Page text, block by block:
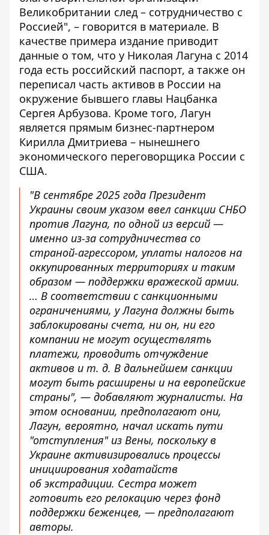
Великобритании след – сотрудничество с
Россией", – говорится в материале. В
качестве примера издание приводит
данные о том, что у Николая Лагуна с 2014
года есть российский паспорт, а также он
переписал часть активов в России на
окружение бывшего главы Нацбанка
Сергея Арбузова. Кроме того, Лагун
является прямым бизнес-партнером
Кирилла Дмитриева – нынешнего
экономического переговорщика России с
США.
"В сентябре 2025 года Президент
Украины своим указом ввел санкции СНБО
против Лагуна, по одной из версий —
именно из-за сотрудничества со
страной-агрессором, уплаты налогов на
оккупированных территориях и таким
образом — поддержки вражеской армии.
… В соответствии с санкционными
ограничениями, у Лагуна должны быть
заблокированы счета, ни он, ни его
компании не могут осуществлять
платежи, проводить отчуждение
активов и т. д. В дальнейшем санкции
могут быть расширены и на европейские
страны", — добавляют журналисты. На
этом основании, предполагают они,
Лагун, вероятно, начал искать пути
"отступления" из Вены, поскольку в
Украине активизировались процессы
инициирования ходатайств
обэкстрадиции. Сестра может
готовить его релокацию через фонд
поддержки беженцев, — предполагают
авторы.